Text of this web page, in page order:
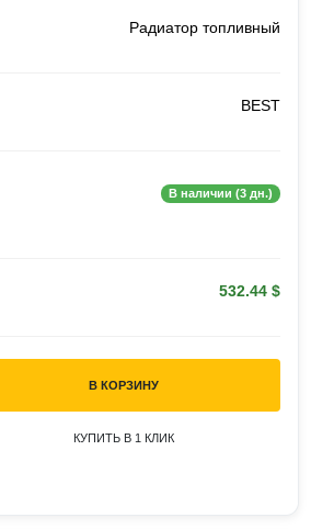
Радиатор топливный
BEST
В наличии (3 дн.)
532.44 $
В КОРЗИНУ
КУПИТЬ В 1 КЛИК